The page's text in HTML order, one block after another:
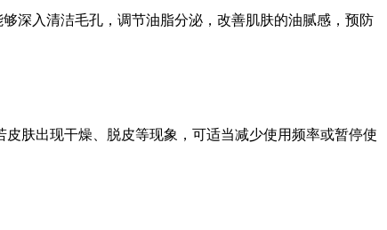
深入清洁毛孔，调节油脂分泌，改善肌肤的油腻感，预防
皮肤出现干燥、脱皮等现象，可适当减少使用频率或暂停使